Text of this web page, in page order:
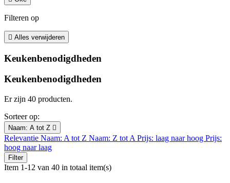
Filteren op
 Alles verwijderen
Keukenbenodigdheden
Keukenbenodigdheden
Er zijn 40 producten.
Sorteer op:
Naam: A tot Z 
Relevantie Naam: A tot Z Naam: Z tot A Prijs: laag naar hoog Prijs:
hoog naar laag
Filter
Item 1-12 van 40 in totaal item(s)